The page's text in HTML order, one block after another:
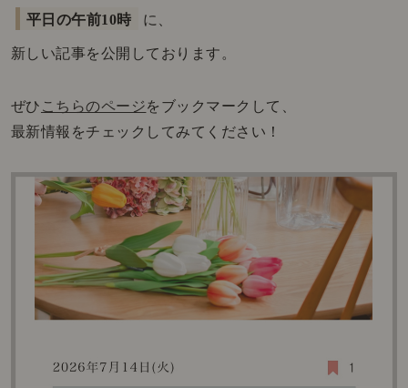
平日の午前10時 に、
新しい記事を公開しております。
ぜひ こちらのページをブックマークして、
最新情報をチェックしてみてください！